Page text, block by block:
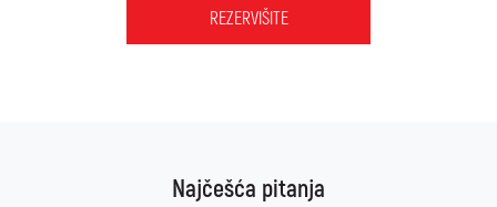
REZERVIŠITE
Najčešća pitanja